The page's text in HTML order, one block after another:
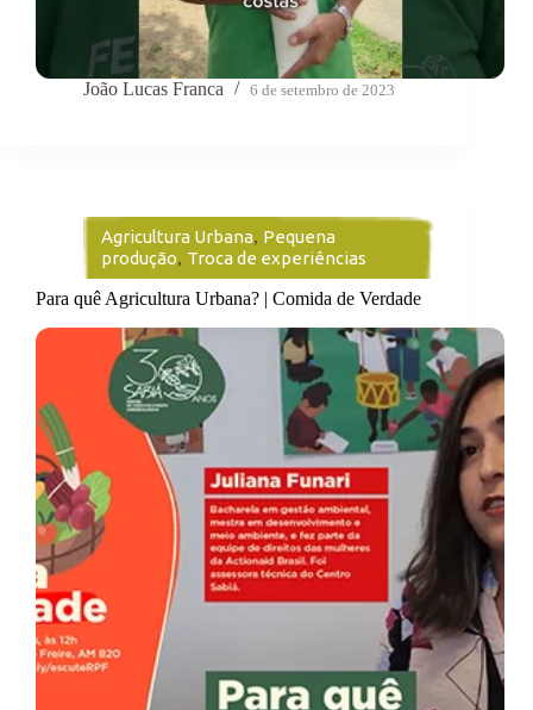
João Lucas Franca 6 de setembro de 2023
Agricultura Urbana, Pequena
produção, Troca de experiências
Para quê Agricultura Urbana? | Comida de Verdade